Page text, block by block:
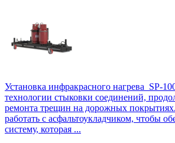
Установка инфракрасного нагрева SP-
технологии стыковки соединений,
ремонта трещин на дорожных
работать с асфальтоукладчиком, чтобы
систему, которая ...